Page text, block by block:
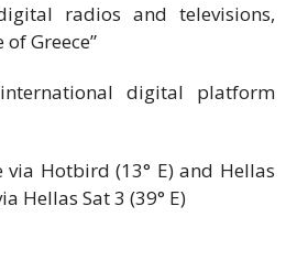
radios and televisions,
Greece”
digital platform
via Hotbird (13° E) and Hellas
Hellas Sat 3 (39° E)